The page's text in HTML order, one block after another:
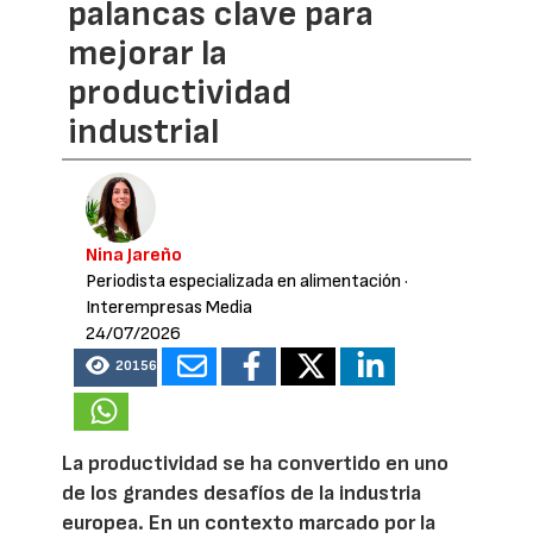
palancas clave para
mejorar la
productividad
industrial
Nina Jareño
Periodista especializada en alimentación ·
Interempresas Media
24/07/2026
20156
La productividad se ha convertido en uno
de los grandes desafíos de la industria
europea. En un contexto marcado por la